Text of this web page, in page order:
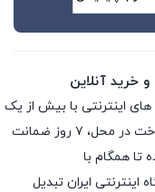
و خرید آنلاین
های اینترنتی با بیش از یک
دهه تجربه، با پایبندی به سه اصل کلیدی، پرداخت در محل، ۷ روز ضمانت
تا همگام با
اینترنتی ایران تبدیل